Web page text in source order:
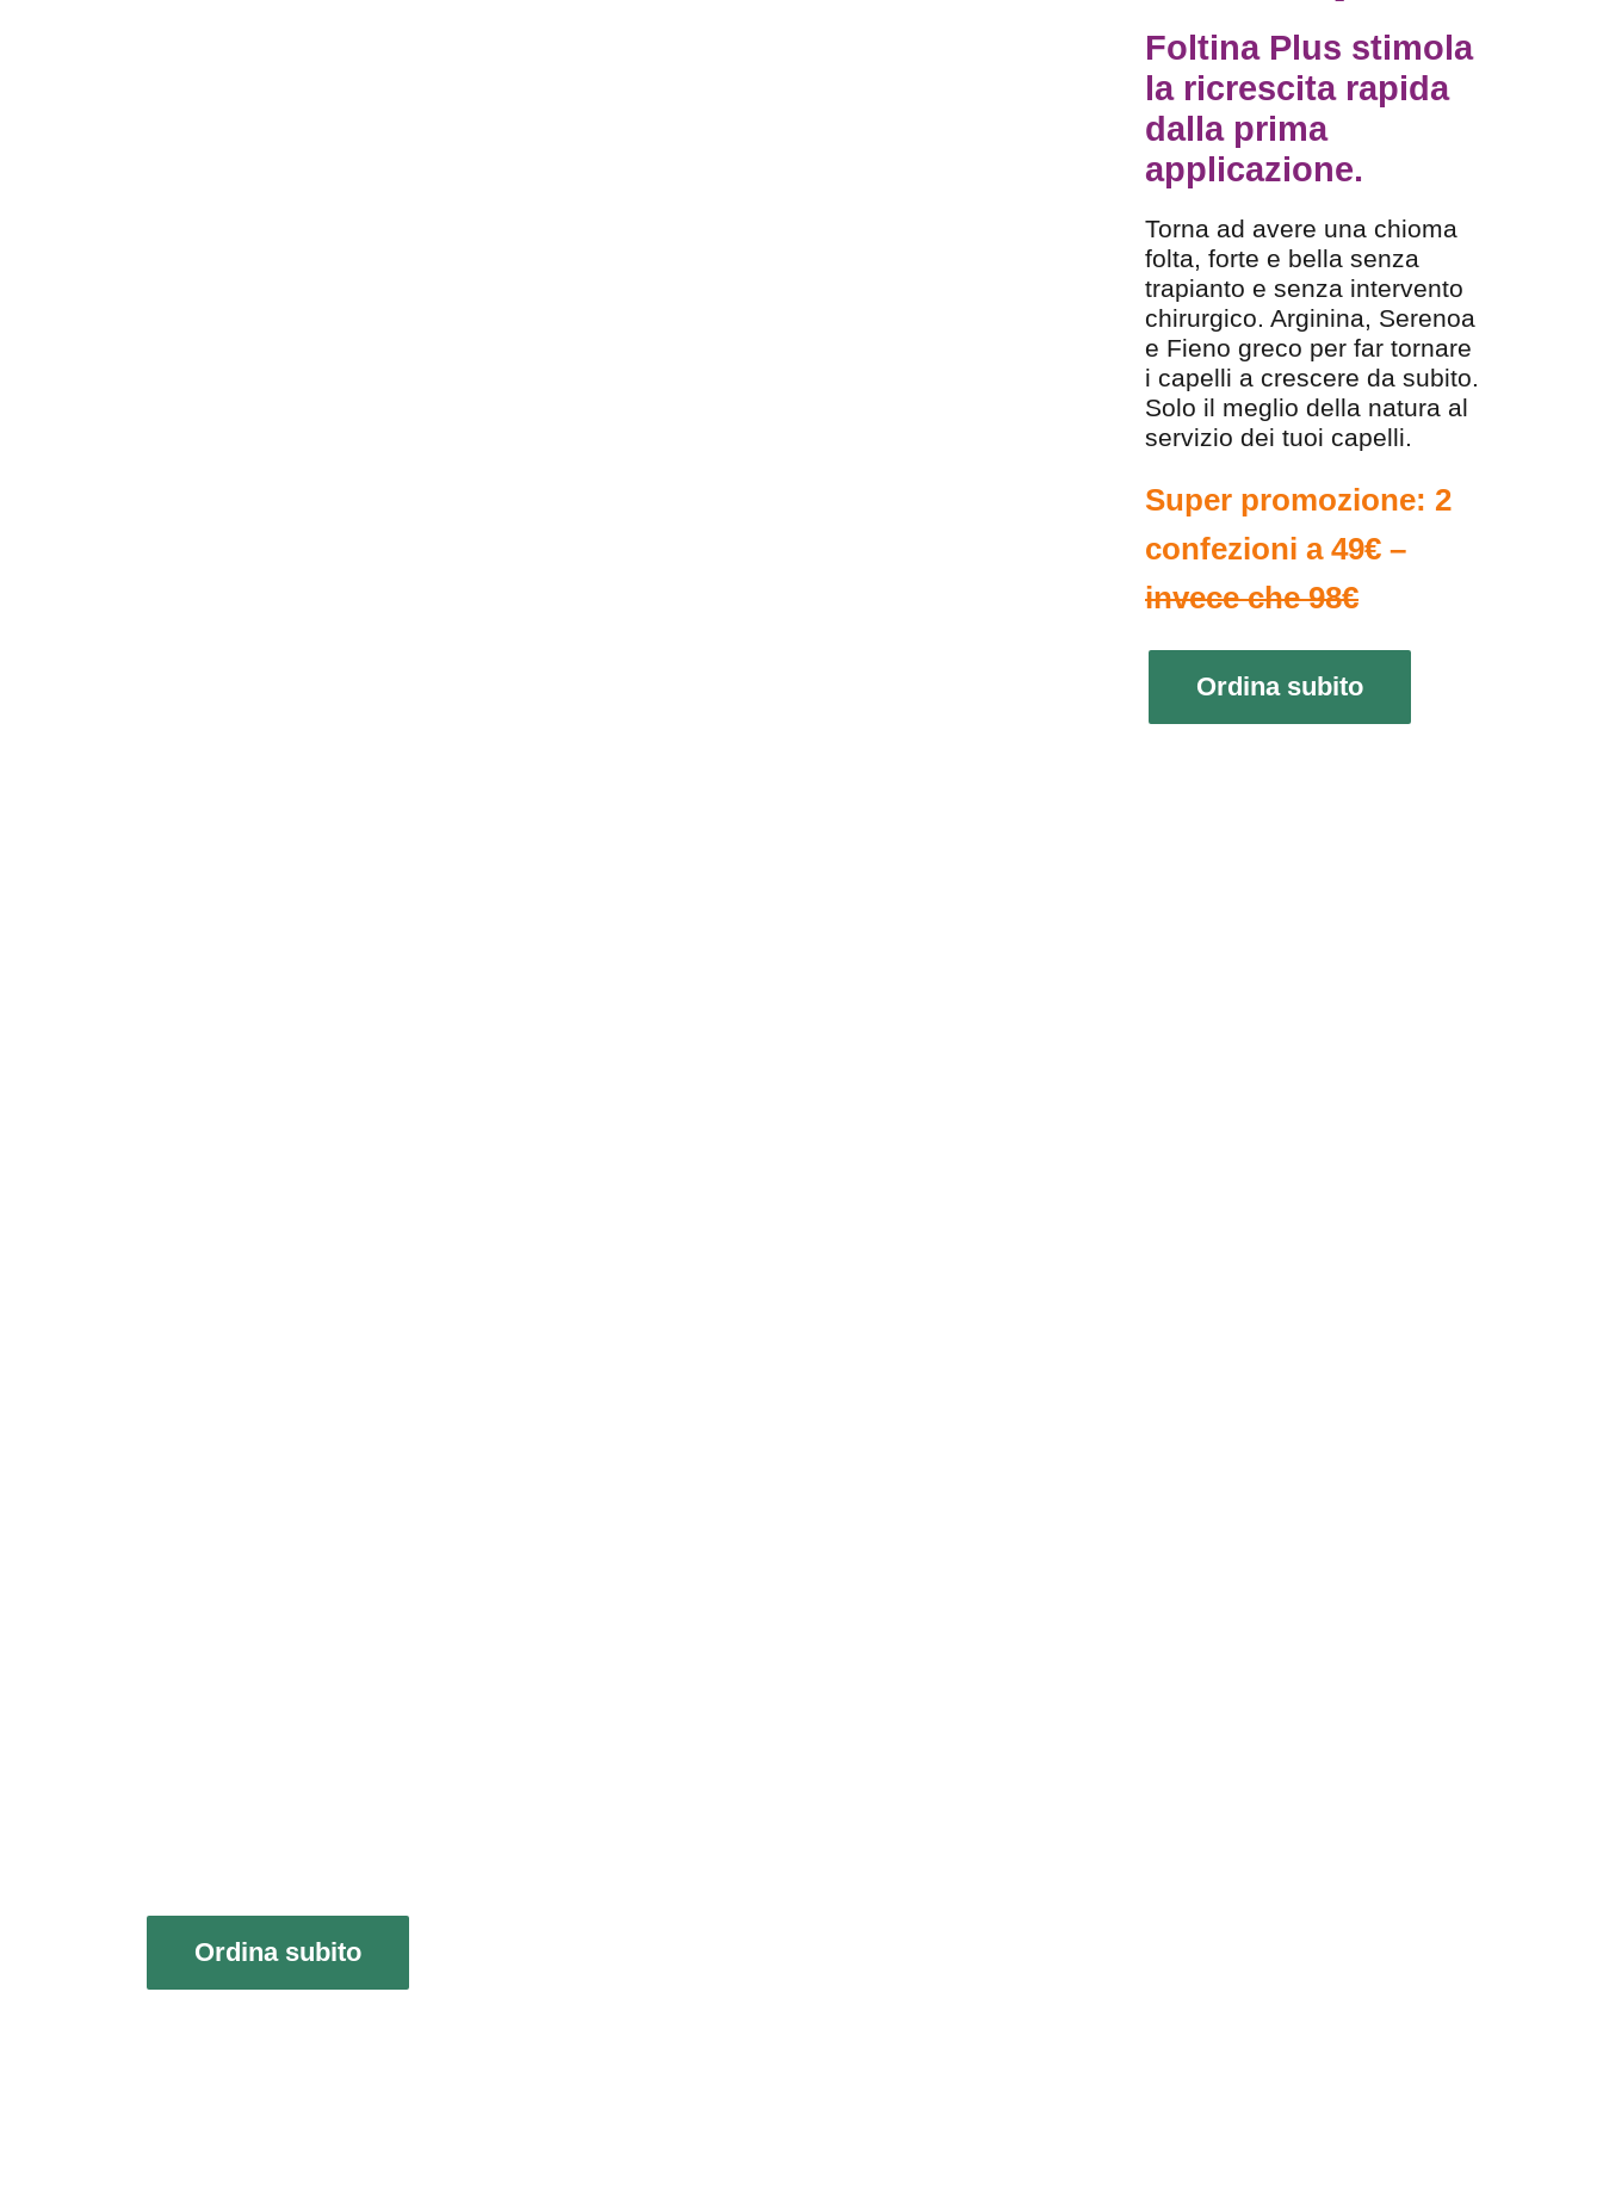
Foltina Plus stimola
la ricrescita rapida
dalla prima
applicazione.
Torna ad avere una chioma
folta, forte e bella senza
trapianto e senza intervento
chirurgico. Arginina, Serenoa
e Fieno greco per far tornare
i capelli a crescere da subito.
Solo il meglio della natura al
servizio dei tuoi capelli.
Super promozione: 2
confezioni a 49€ –
invece che 98€
Ordina subito
Ordina subito